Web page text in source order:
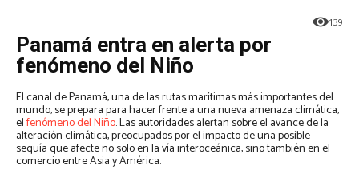
139
Panamá entra en alerta por
fenómeno del Niño
El canal de Panamá, una de las rutas marítimas más importantes del
mundo, se prepara para hacer frente a una nueva amenaza climática,
elfenómeno del Niño. Las autoridades alertan sobre el avance de la
alteración climática, preocupados por el impacto de una posible
sequía que afecte no solo en la vía interoceánica, sino también en el
comercio entre Asia y América.